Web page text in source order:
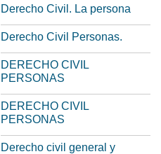
Derecho Civil. La persona
Derecho Civil Personas.
DERECHO CIVIL
PERSONAS
DERECHO CIVIL
PERSONAS
Derecho civil general y